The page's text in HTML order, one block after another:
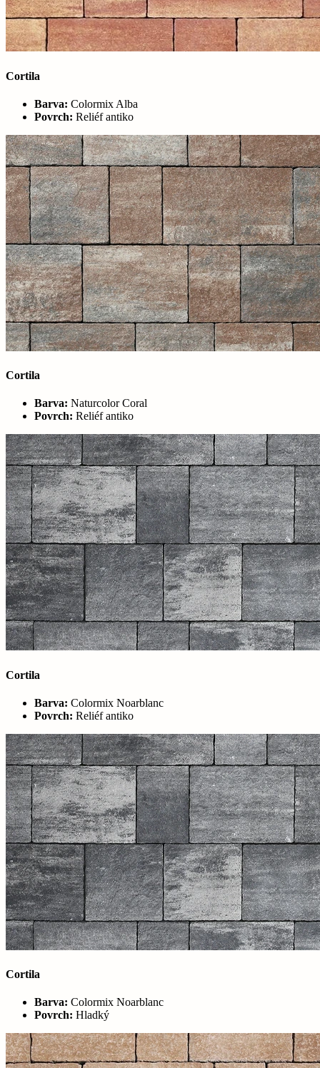
Cortila
Barva: Colormix Alba
Povrch: Reliéf antiko
Cortila
Barva: Naturcolor Coral
Povrch: Reliéf antiko
Cortila
Barva: Colormix Noarblanc
Povrch: Reliéf antiko
Cortila
Barva: Colormix Noarblanc
Povrch: Hladký